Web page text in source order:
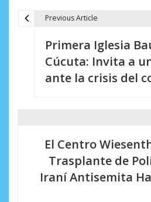
Previous Article
Primera Iglesia
Cúcuta: Invita a
ante la crisis del
El Centro
Trasplante de
Iraní Antisemita